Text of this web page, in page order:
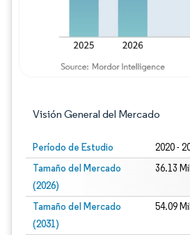
Visión General del Mercado
Período de Estudio 2020 -
Tamaño del Mercado
(2026)
36.13
Tamaño del Mercado
(2031)
54.09